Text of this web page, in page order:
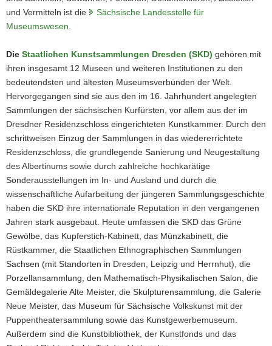
und Vermitteln ist die
Sächsische Landesstelle für
Museumswesen
Die Staatlichen Kunstsammlungen Dresden (SKD) gehören mit
ihren insgesamt 12 Museen und weiteren Institutionen zu den
bedeutendsten und ältesten Museumsverbünden der Welt.
Hervorgegangen sind sie aus den im 16. Jahrhundert angelegten
Sammlungen der sächsischen Kurfürsten, vor allem aus der im
Dresdner Residenzschloss eingerichteten Kunstkammer. Durch den
schrittweisen Einzug der Sammlungen in das wiedererrichtete
Residenzschloss, die grundlegende Sanierung und Neugestaltung
des Albertinums sowie durch zahlreiche hochkarätige
Sonderausstellungen im In- und Ausland und durch die
wissenschaftliche Aufarbeitung der jüngeren Sammlungsgeschichte
haben die SKD ihre internationale Reputation in den vergangenen
Jahren stark ausgebaut. Heute umfassen die SKD das Grüne
Gewölbe, das Kupferstich-Kabinett, das Münzkabinett, die
Rüstkammer, die Staatlichen Ethnographischen Sammlungen
Sachsen (mit Standorten in Dresden, Leipzig und Herrnhut), die
Porzellansammlung, den Mathematisch-Physikalischen Salon, die
Gemäldegalerie Alte Meister, die Skulpturensammlung, die Galerie
Neue Meister, das Museum für Sächsische Volkskunst mit der
Puppentheatersammlung sowie das Kunstgewerbemuseum.
Außerdem sind die Kunstbibliothek, der Kunstfonds und das